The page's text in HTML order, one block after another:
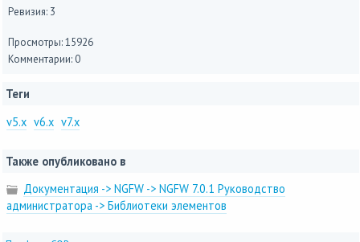
Ревизия: 3
Просмотры: 15926
Комментарии: 0
Теги
v5.x v6.x v7.x
Также опубликовано в
Документация -> NGFW -> NGFW 7.0.1 Руководство
администратора -> Библиотеки элементов